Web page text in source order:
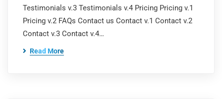
Testimonials v.3 Testimonials v.4 Pricing Pricing v.1
Pricing v.2 FAQs Contact us Contact v.1 Contact v.2
Contact v.3 Contact v.4…
Read More